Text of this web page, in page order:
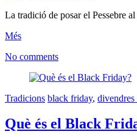
La tradició de posar el Pessebre
Més
No comments
Tradicions black friday, divendres
Què és el Black